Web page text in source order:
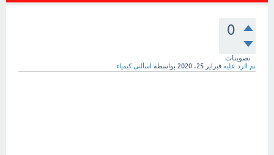
0
تصويتات
تم الرد عليه فبراير 25، 2020 بواسطة اسألنى كيمياء